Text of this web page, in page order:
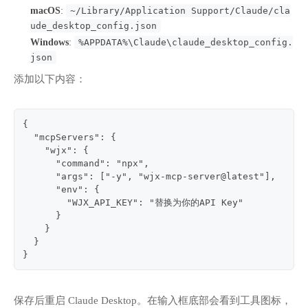
macOS:
~/Library/Application Support/Claude/cla
ude_desktop_config.json
Windows:
%APPDATA%\Claude\claude_desktop_config.
json
添加以下内容：
{
  "mcpServers": {
    "wjx": {
      "command": "npx",
      "args": ["-y", "wjx-mcp-server@latest"],
      "env": {
        "WJX_API_KEY": "替换为你的API Key"
      }
    }
  }
}
保存后重启 Claude Desktop。在输入框底部会看到工具图标，